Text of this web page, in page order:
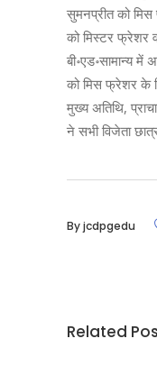
सुमनप्रीत को
को मिस्टर फ्रेशर
बी॰एड॰सामान्य
को मिस फ्रेशर के
मुख्य अतिथि,
ने सभी विजेता
Byjcdpgedu
Related